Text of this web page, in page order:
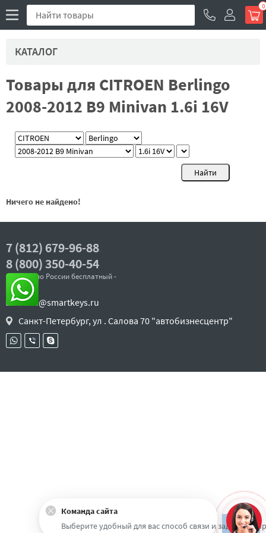
0
КАТАЛОГ
Товары для CITROEN Berlingo
2008-2012 B9 Minivan 1.6i 16V
Ничего не найдено!
7 (812) 679-96-88
8 (800) 350-40-54
- звонок по России бесплатный -
sales@smartkeys.ru
Санкт-Петербург, ул . Салова 70 "автобизнесцентр"
Наверх
Команда сайта
Выберите удобный для вас способ связи и задайте